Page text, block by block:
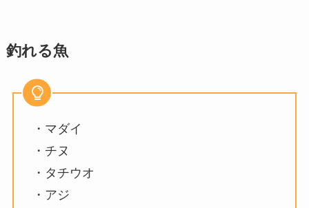
釣れる魚
・マダイ
・チヌ
・タチウオ
・アジ